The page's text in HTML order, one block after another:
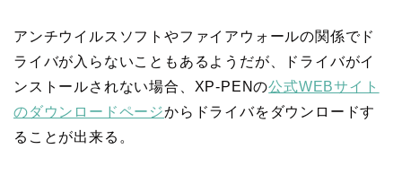
アンチウイルスソフトやファイアウォールの関係でド
ライバが入らないこともあるようだが、ドライバがイ
ンストールされない場合、XP-PENの公式WEBサイト
のダウンロードページからドライバをダウンロードす
ることが出来る。